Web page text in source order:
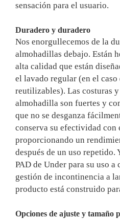
sensación para el usuario.
Duradero y duradero
Nos enorgullecemos de la
almohadillas debajo. Están
alta calidad que están
el lavado regular (en el
reutilizables). Las costuras
almohadilla son fuertes y
que no se desganza
conserva su efectividad con
proporcionando un
después de un uso repetido.
PAD de Under para su uso
gestión de incontinencia a
producto está construido
Opciones de ajuste y tamaño